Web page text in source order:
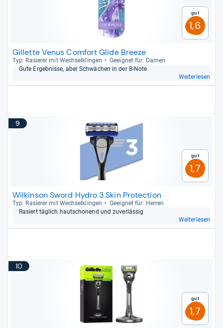
Gut
1,6
Gillette Venus Comfort Glide Breeze
Typ: Rasie­rer mit Wech­sel­klin­gen
Geeig­net für: Damen
Gute Ergeb­nisse, aber Schwä­chen in der B-​Note
Weiterlesen
9
Gut
1,7
Wilkinson Sword Hydro 3 Skin Protection
Typ: Rasie­rer mit Wech­sel­klin­gen
Geeig­net für: Her­ren
Rasiert täg­lich haut­scho­nend und zuver­läs­sig
Weiterlesen
10
Gut
1,7